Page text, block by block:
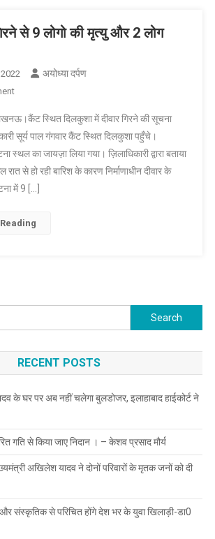
से 9 लोगो की मृत्यु और 2 लोग
अयोध्या दर्पण
On
में
दीवार
गिरने
से
9
की
स्थित दिलकुशा में दीवार गिरने की सूचना
सूर्य पाल गंगवार कैंट स्थित दिलकुशा पहुँचे।
स्थल का जायज़ा लिया गया। ज़िलाधिकारी द्वारा बताया
से हो रही बारिश के कारण निर्माणाधीन दीवार के
में 9 […]
Search
for:
RECENT POSTS
के घर पर अब नहीं चलेगा बुलडोजर, इलाहाबाद हाईकोर्ट ने
गति से किया जाए निदान । – केशव प्रसाद मौर्य
अखिलेश यादव ने दोनों परिवारों के मृतक जनों को दी
संस्कृतिक से परिचित होंगे देश भर के युवा खिलाड़ी-डा0